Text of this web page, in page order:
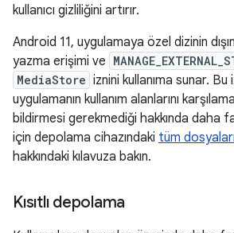
kullanıcı gizliliğini artırır.
Android 11, uygulamaya özel dizinin
yazma erişimi ve
MediaStore iznini kullanıma sunar.
uygulamanın kullanım alanlarını
bildirmesi gerekmediği hakkında daha
için depolama cihazındaki tüm
hakkındaki kılavuza bakın.
Kısıtlı depolama